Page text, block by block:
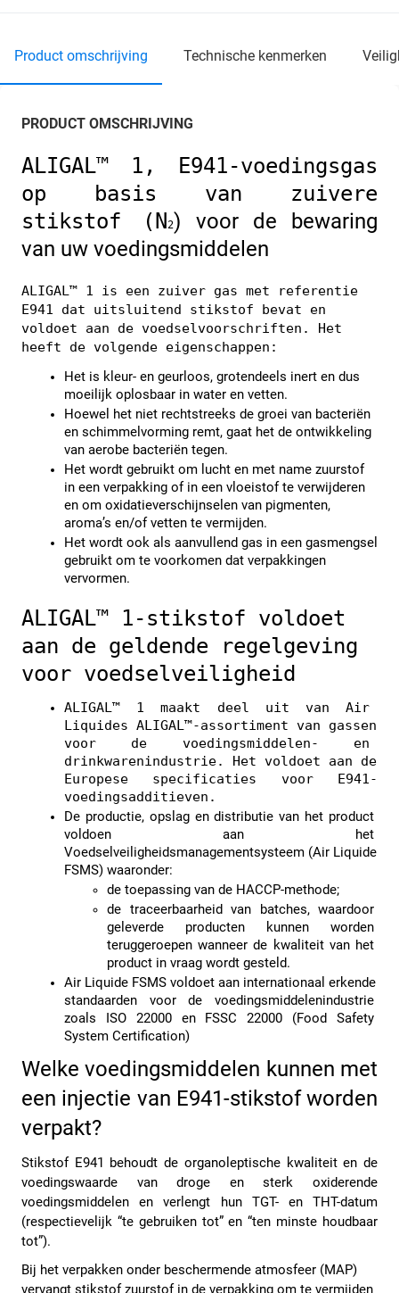
product omschrijving technische kenmerken
PRODUCT OMSCHRIJVING
ALIGAL™ 1, E941-voedingsgas
op basis van zuivere
stikstof (N2) voor de bewaring
van uw voedingsmiddelen
ALIGAL™ 1 is een zuiver gas met referentie
E941 dat uitsluitend stikstof bevat en
voldoet aan de voedselvoorschriften. Het
heeft de volgende eigenschappen:
Het is kleur- en geurloos, grotendeels inert en dus
moeilijk oplosbaar in water en vetten.
Hoewel het niet rechtstreeks de groei van bacteriën
en schimmelvorming remt, gaat het de ontwikkeling
van aerobe bacteriën tegen.
Het wordt gebruikt om lucht en met name zuurstof
in een verpakking of in een vloeistof te verwijderen
en om oxidatieverschijnselen van pigmenten,
aroma’s en/of vetten te vermijden.
Het wordt ook als aanvullend gas in een gasmengsel
gebruikt om te voorkomen dat verpakkingen
vervormen.
ALIGAL™ 1-stikstof voldoet
aan de geldende regelgeving
voor voedselveiligheid
ALIGAL™ 1 maakt deel uit van Air
Liquides ALIGAL™-assortiment van gassen
voor de voedingsmiddelen- en
drinkwarenindustrie. Het voldoet aan de
Europese specificaties voor E941-
voedingsadditieven.
De productie, opslag en distributie van het product
voldoen aan het
Voedselveiligheidsmanagementsysteem (Air Liquide
FSMS) waaronder:
de toepassing van de HACCP-methode;
de traceerbaarheid van batches, waardoor
geleverde producten kunnen worden
teruggeroepen wanneer de kwaliteit van het
product in vraag wordt gesteld.
Air Liquide FSMS voldoet aan internationaal erkende
standaarden voor de voedingsmiddelenindustrie
zoals ISO 22000 en FSSC 22000 (Food Safety
System Certification)
Welke voedingsmiddelen kunnen met
een injectie van E941-stikstof worden
verpakt?
Stikstof E941 behoudt de organoleptische kwaliteit en de
voedingswaarde van droge en sterk oxiderende
voedingsmiddelen en verlengt hun TGT- en THT-datum
(respectievelijk “te gebruiken tot” en “ten minste houdbaar
tot”).
Bij het verpakken onder beschermende atmosfeer (MAP)
vervangt stikstof zuurstof in de verpakking om te vermijden